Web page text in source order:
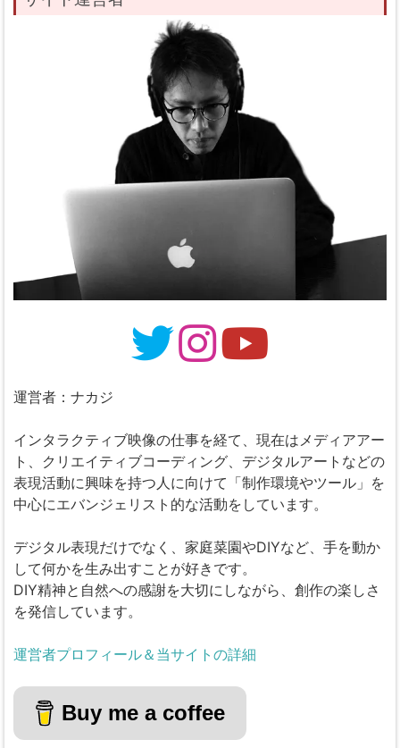
運営者：ナカジ
インタラクティブ映像の仕事を経て、現在はメディアアー
ト、クリエイティブコーディング、デジタルアートなどの
表現活動に興味を持つ人に向けて「制作環境やツール」を
中心にエバンジェリスト的な活動をしています。
デジタル表現だけでなく、家庭菜園やDIYなど、手を動か
して何かを生み出すことが好きです。
DIY精神と自然への感謝を大切にしながら、創作の楽しさ
を発信しています。
運営者プロフィール＆当サイトの詳細
Buy me a coffee